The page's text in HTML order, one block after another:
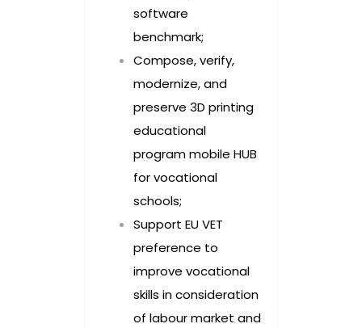
software
benchmark;
Compose, verify,
modernize, and
preserve 3D printing
educational
program mobile HUB
for vocational
schools;
Support EU VET
preference to
improve vocational
skills in consideration
of labour market and